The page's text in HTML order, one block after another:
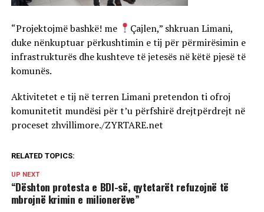
“Projektojmë bashkë! me
Çajlen,” shkruan Limani,
duke nënkuptuar përkushtimin e tij për përmirësimin e
infrastrukturës dhe kushteve të jetesës në këtë pjesë të
komunës.
Aktivitetet e tij në terren Limani pretendon ti ofroj
komunitetit mundësi për t’u përfshirë drejtpërdrejt në
proceset zhvillimore./ZYRTARE.net
RELATED TOPICS:
UP NEXT
“Dështon protesta e BDI-së, qytetarët refuzojnë të
mbrojnë krimin e milionerëve”